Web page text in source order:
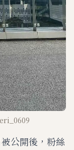
公開後，粉絲